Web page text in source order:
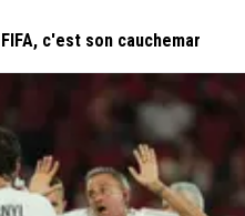
c'est son cauchemar